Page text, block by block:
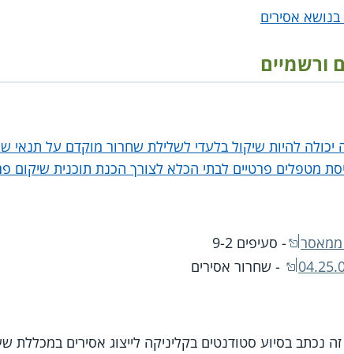
אסירים
ורשמיים
יכולה להיות שיקול בלעדי לשלילת שחרור מוקדם על תנאי
מטפלים פרטיים לבתי הכלא לצורך הכנת תוכנית שיקום
ממאסר
- סעיפים 9-2
- שחרור אסירים
נכתב בסיוע סטודנטים בקליניקה לייצוג אסירים